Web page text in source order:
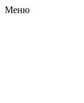
Меню